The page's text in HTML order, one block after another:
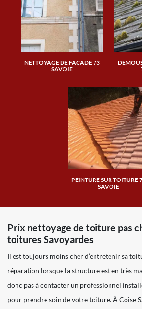
NETTOYAGE DE FAÇADE 73
SAVOIE
PEINTURE SUR TOITURE
SAVOIE
Prix nettoyage de toiture pas
toitures Savoyardes
Il est toujours moins cher d’entretenir sa
réparation lorsque la structure est en très
donc pas à contacter un professionnel
pour prendre soin de votre toiture. À Coise